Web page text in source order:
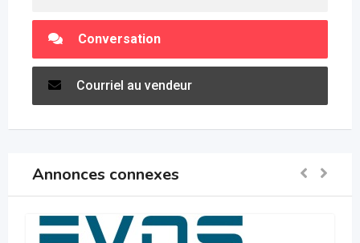
Conversation
Courriel au vendeur
Annonces connexes